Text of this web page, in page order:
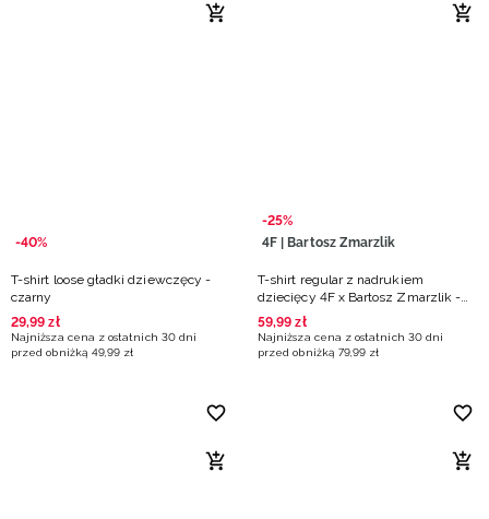
-40%
T-shirt loose gładki dziewczęcy -
czarny
29,99 zł
Najniższa cena z ostatnich 30 dni
przed obniżką 49,99 zł
-25%
4F | Bartosz Zmarzlik
T-shirt regular z nadrukiem
dziecięcy 4F x Bartosz Zmarzlik -
czarny
59,99 zł
Najniższa cena z ostatnich 30 dni
przed obniżką 79,99 zł